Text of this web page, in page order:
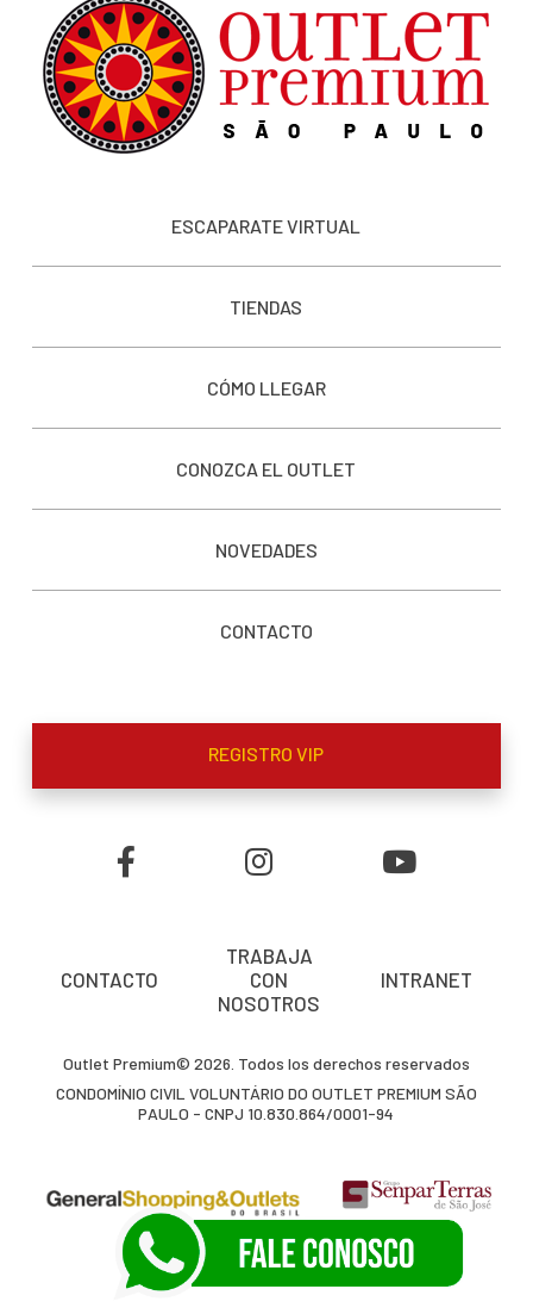
ESCAPARATE VIRTUAL
TIENDAS
CÓMO LLEGAR
CONOZCA EL OUTLET
NOVEDADES
CONTACTO
REGISTRO VIP
CONTACTO
TRABAJA
CON
NOSOTROS
INTRANET
Outlet Premium© 2026. Todos los derechos reservados
CONDOMÍNIO CIVIL VOLUNTÁRIO DO OUTLET PREMIUM SÃO
PAULO - CNPJ 10.830.864/0001-94